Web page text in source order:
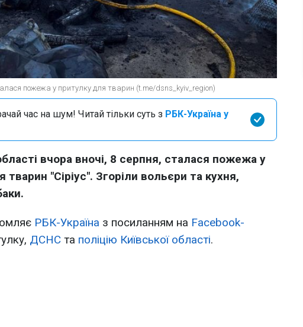
пожежа у притулку для тварин (t.me/dsns_kyiv_region)
час на шум! Читай тільки суть з РБК-Україна у
вчора вночі, 8 серпня, сталася пожежа у
тварин "Сіріус". Згоріли вольєри та кухня,
РБК-Україна з посиланням на Facebook-
ДСНС та поліцію Київської області.